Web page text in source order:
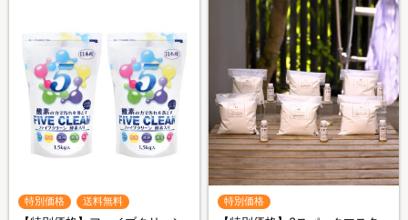
特別価格 送料無料 特別価格